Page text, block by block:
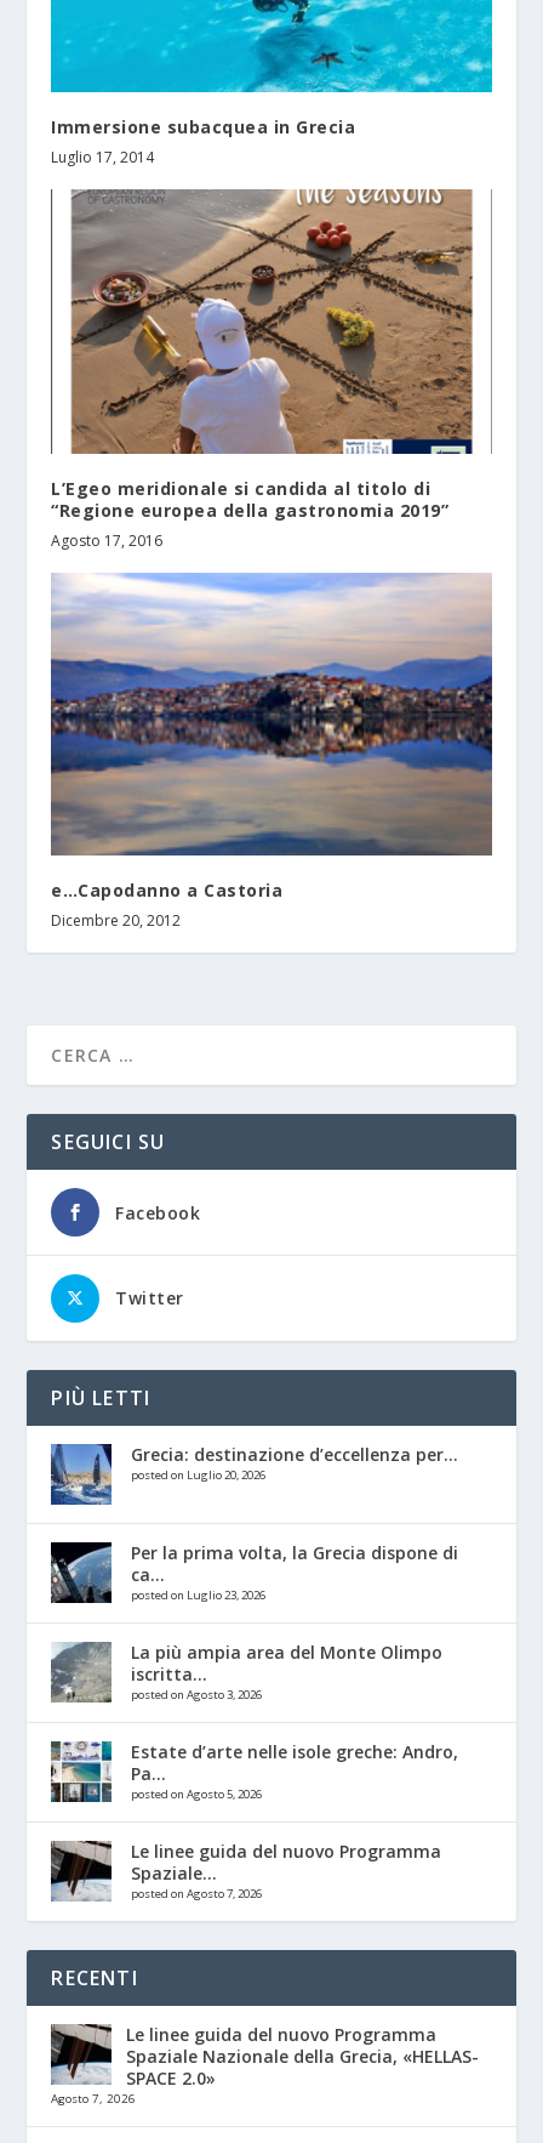
Immersione subacquea in Grecia
Luglio 17, 2014
L’Egeo meridionale si candida al titolo di
“Regione europea della gastronomia 2019”
Agosto 17, 2016
e…Capodanno a Castoria
Dicembre 20, 2012
SEGUICI SU
Facebook
Twitter
PIÙ LETTI
Grecia: destinazione d’eccellenza per...
posted on Luglio 20, 2026
Per la prima volta, la Grecia dispone di
ca...
posted on Luglio 23, 2026
La più ampia area del Monte Olimpo
iscritta...
posted on Agosto 3, 2026
Estate d’arte nelle isole greche: Andro,
Pa...
posted on Agosto 5, 2026
Le linee guida del nuovo Programma
Spaziale...
posted on Agosto 7, 2026
RECENTI
Le linee guida del nuovo Programma
Spaziale Nazionale della Grecia, «HELLAS-
SPACE 2.0»
Agosto 7, 2026